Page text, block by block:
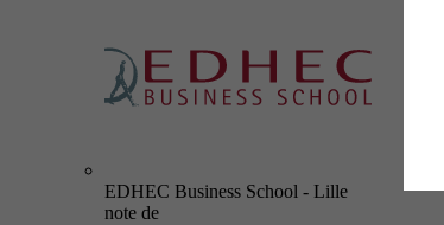
EDHEC Business School - Lille
note de